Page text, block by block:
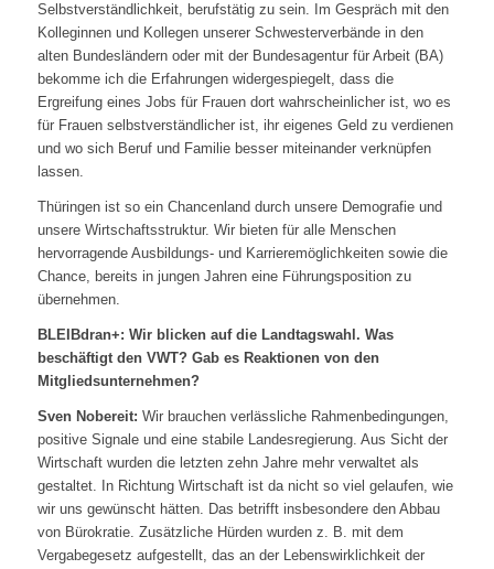
Selbstverständlichkeit, berufstätig zu sein. Im Gespräch mit den
Kolleginnen und Kollegen unserer Schwesterverbände in den
alten Bundesländern oder mit der Bundesagentur für Arbeit (BA)
bekomme ich die Erfahrungen widergespiegelt, dass die
Ergreifung eines Jobs für Frauen dort wahrscheinlicher ist, wo es
für Frauen selbstverständlicher ist, ihr eigenes Geld zu verdienen
und wo sich Beruf und Familie besser miteinander verknüpfen
lassen.
Thüringen ist so ein Chancenland durch unsere Demografie und
unsere Wirtschaftsstruktur. Wir bieten für alle Menschen
hervorragende Ausbildungs- und Karrieremöglichkeiten sowie die
Chance, bereits in jungen Jahren eine Führungsposition zu
übernehmen.
BLEIBdran+: Wir blicken auf die Landtagswahl. Was
beschäftigt den VWT? Gab es Reaktionen von den
Mitgliedsunternehmen?
Sven Nobereit: Wir brauchen verlässliche Rahmenbedingungen,
positive Signale und eine stabile Landesregierung. Aus Sicht der
Wirtschaft wurden die letzten zehn Jahre mehr verwaltet als
gestaltet. In Richtung Wirtschaft ist da nicht so viel gelaufen, wie
wir uns gewünscht hätten. Das betrifft insbesondere den Abbau
von Bürokratie. Zusätzliche Hürden wurden z. B. mit dem
Vergabegesetz aufgestellt, das an der Lebenswirklichkeit der